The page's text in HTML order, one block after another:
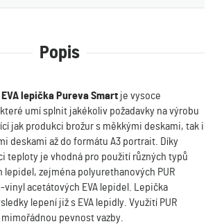
Popis
EVA lepička Pureva Smart je vysoce
umí splnit jakékoliv požadavky na výrobu
jak produkci brožur s měkkými deskami, tak i
deskami až do formátu A3 portrait. Díky
teploty je vhodná pro použití různých typů
lepidel, zejména polyurethanových PUR
vinyl acetátových EVA lepidel. Lepička
lepení již s EVA lepidly. Využití PUR
pevnost vazby.